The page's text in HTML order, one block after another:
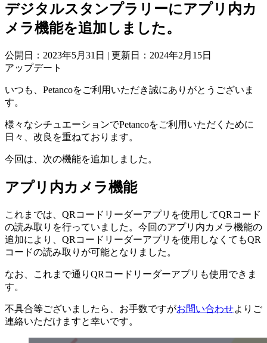
デジタルスタンプラリーにアプリ内カ
メラ機能を追加しました。
公開日：2023年5月31日 | 更新日：2024年2月15日
アップデート
いつも、Petancoをご利用いただき誠にありがとうございま
す。
様々なシチュエーションでPetancoをご利用いただくために
日々、改良を重ねております。
今回は、次の機能を追加しました。
アプリ内カメラ機能
これまでは、QRコードリーダーアプリを使用してQRコード
の読み取りを行っていました。今回のアプリ内カメラ機能の
追加により、QRコードリーダーアプリを使用しなくてもQR
コードの読み取りが可能となりました。
なお、これまで通りQRコードリーダーアプリも使用できま
す。
不具合等ございましたら、お手数ですがお問い合わせよりご
連絡いただけますと幸いです。